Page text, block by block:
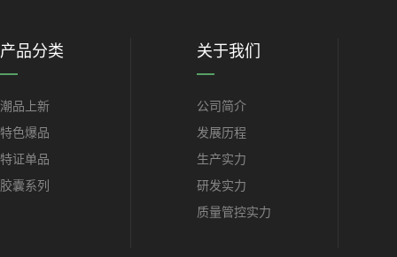
产品分类
潮品上新
特色爆品
特证单品
胶囊系列
关于我们
公司简介
发展历程
生产实力
研发实力
质量管控实力